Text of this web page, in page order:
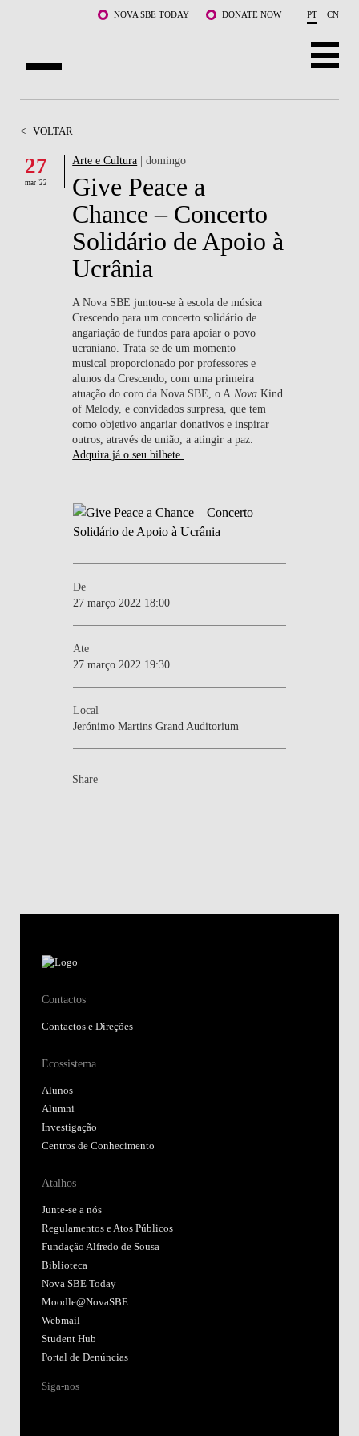
Saltar para o conteúdo principalNOVA SBE TODAY DONATE NOW PT CN
DOCENTES E INVESTIGAÇÃO
COMUNIDADE
< VOLTAR
27
mar '22
Arte e Cultura | domingo
Give Peace a
Chance – Concerto
Solidário de Apoio à
Ucrânia
A Nova SBE juntou-se à escola de música
Crescendo para um concerto solidário de
angariação de fundos para apoiar o povo
ucraniano. Trata-se de um momento
musical proporcionado por professores e
alunos da Crescendo, com uma primeira
atuação do coro da Nova SBE, o A NovaKind
of Melody, e convidados surpresa, que tem
como objetivo angariar donativos e inspirar
outros, através de união, a atingir a paz.
Adquira já o seu bilhete.
De
27 março 2022 18:00
Ate
27 março 2022 19:30
Local
Jerónimo Martins Grand Auditorium
Share
Contactos
Contactos e Direções
Ecossistema
Alunos
Alumni
Investigação
Centros de Conhecimento
Atalhos
Junte-se a nós
Regulamentos e Atos Públicos
Fundação Alfredo de Sousa
Biblioteca
Nova SBE Today
Moodle@NovaSBE
Webmail
Student Hub
Portal de Denúncias
Siga-nos